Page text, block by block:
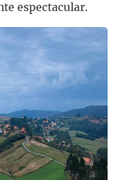
espectacular.